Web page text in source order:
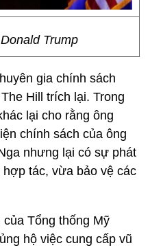
Trump
gia chính sách
Hill trích lại. Trong
lại cho rằng ông
chính sách của ông
nhưng lại có sự phát
tác, vừa bảo vệ các
Tổng thống Mỹ
hộ việc cung cấp vũ